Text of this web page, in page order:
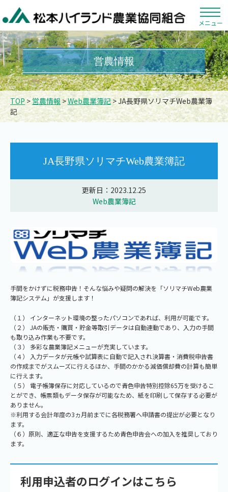
メニュー
営農情報
TOP>営農情報 >Web農業簿記> JA長野県ソリマチWeb農業簿
記
JA長野県ソリマチWeb農業簿記
更新日：2023.12.25
Web農業簿記
手間をかけずに税務申告！そんな悩みや疑問の解決を「ソリマチWeb農業
簿記システム」が支援します！
（１） インターネット環境の整ったパソコンであれば、利用が可能です。
（２） JAの販売・購買・貯金等取引データは自動連動であり、入力の手間
も取り込み作業も不要です。
（３） 多彩な農業簿記メニューが充実しています。
（４） 入力データが元帳や試算表に自動で記入され決算書・消費税申告書
の作成までがスムーズに行えるほか、手間のかかる減価償却費の計算も簡単
に行えます。
（５） 電子帳簿保存に対応しているので青色申告特別控除65万を受けるこ
とができ、帳票類もデータ保存が可能なため、紙を印刷して保存する必要が
ありません。
※利用する会計年度の3ヵ月前までに各税務署へ申請書の提出が必要となり
ます。
（６）原則、適正な申告を支援するため青色申告会への加入を推奨しており
ます。
利用申込者のログインはこちら